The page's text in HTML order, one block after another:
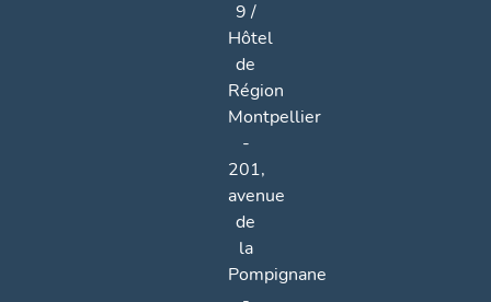
9 /
Hôtel
de
Région
Montpellier
-
201,
avenue
de
la
Pompignane